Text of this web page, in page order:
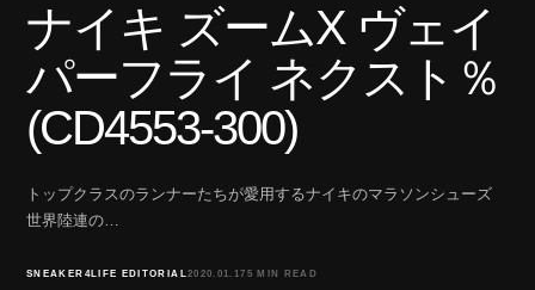
ナイキ ズームX ヴェイ
パーフライ ネクスト％
(CD4553-300)
トップクラスのランナーたちが愛用するナイキのマラソンシューズ
世界陸連の…
SNEAKER4LIFE EDITORIAL2020.01.17 5 MIN READ